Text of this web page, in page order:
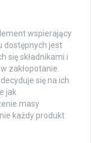
wspierający
dostępnych jest
się składnikami i
zakłopotanie.
się na ich
jak
masy
każdy produkt